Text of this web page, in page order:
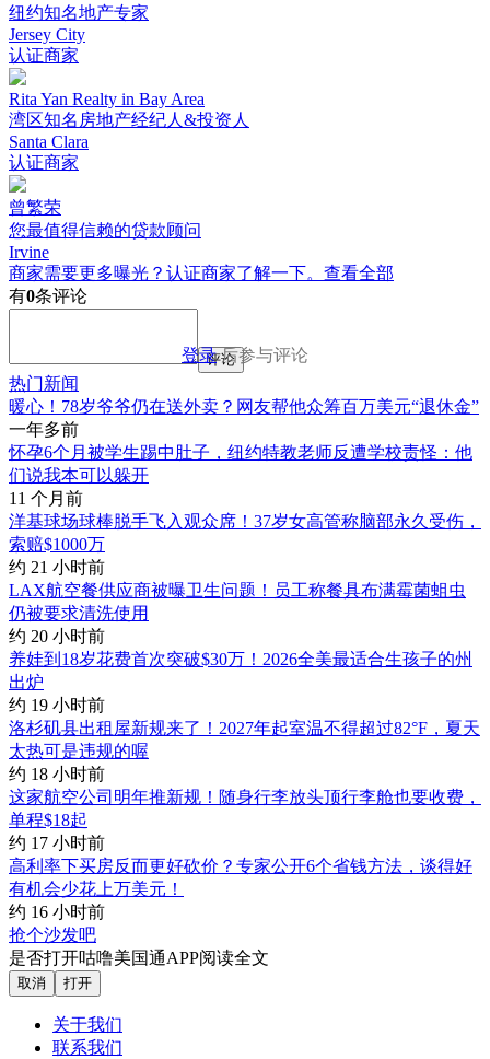
纽约知名地产专家
Jersey City
认证商家
Rita Yan Realty in Bay Area
湾区知名房地产经纪人&投资人
Santa Clara
认证商家
曾繁荣
您最值得信赖的贷款顾问
Irvine
商家需要更多曝光？认证商家了解一下。 查看全部
有0条评论
登录后参与评论
评论
热门新闻
暖心！78岁爷爷仍在送外卖？网友帮他众筹百万美元“退休金”
一年多前
怀孕6个月被学生踢中肚子，纽约特教老师反遭学校责怪：他
们说我本可以躲开
11 个月前
洋基球场球棒脱手飞入观众席！37岁女高管称脑部永久受伤，
索赔$1000万
约 21 小时前
LAX航空餐供应商被曝卫生问题！员工称餐具布满霉菌蛆虫
仍被要求清洗使用
约 20 小时前
养娃到18岁花费首次突破$30万！2026全美最适合生孩子的州
出炉
约 19 小时前
洛杉矶县出租屋新规来了！2027年起室温不得超过82°F，夏天
太热可是违规的喔
约 18 小时前
这家航空公司明年推新规！随身行李放头顶行李舱也要收费，
单程$18起
约 17 小时前
高利率下买房反而更好砍价？专家公开6个省钱方法，谈得好
有机会少花上万美元！
约 16 小时前
抢个沙发吧
是否打开咕噜美国通APP阅读全文
取消 打开
关于我们
联系我们